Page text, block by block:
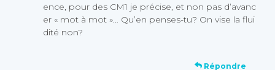
ence, pour des CM1 je précise, et non pas d’avanc
er « mot à mot »… Qu’en penses-tu? On vise la flui
dité non?
Répondre